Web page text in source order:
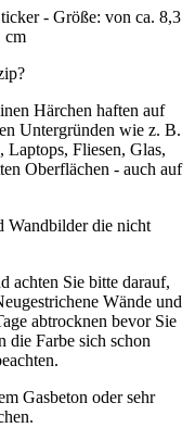
- Größe: von ca. 8,3
cm
Härchen haften auf
Untergründen wie z. B.
Laptops, Fliesen, Glas,
Oberflächen - auch auf
Wandbilder die nicht
achten Sie bitte darauf,
Wände und
abtrocknen bevor Sie
die Farbe sich schon
Gasbeton oder sehr